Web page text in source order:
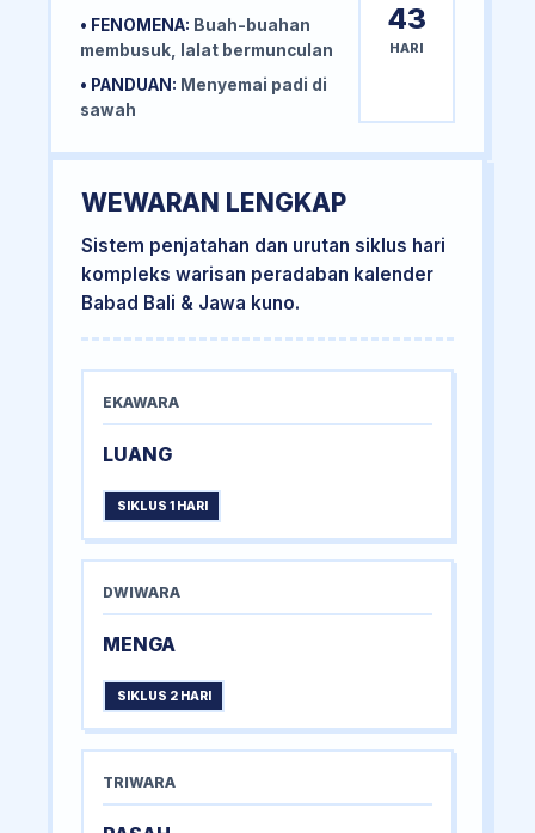
• FENOMENA: Buah-buahan
membusuk, lalat bermunculan
• PANDUAN: Menyemai padi di
sawah
43
HARI
WEWARAN LENGKAP
Sistem penjatahan dan urutan siklus hari
kompleks warisan peradaban kalender
Babad Bali & Jawa kuno.
EKAWARA
LUANG
SIKLUS 1 HARI
DWIWARA
MENGA
SIKLUS 2 HARI
TRIWARA